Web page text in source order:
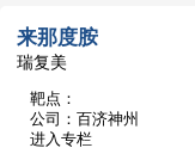
来那度胺
瑞复美
靶点：
公司：百济神州
进入专栏